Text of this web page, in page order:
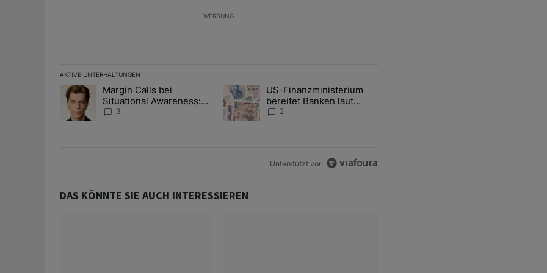
WERBUNG
AKTIVE UNTERHALTUNGEN
Das Folgende ist eine Liste der am meisten kommentierten Artikel der letzten 7 days.
Ein Trendartikel mit dem Titel "Margin Calls bei Situational Awareness: Alles über den Retter-Deal" mit 3 kommentare.
Margin Calls bei
Situational Awareness:
Alles über den Retter-
3
Ein Trendartikel mit dem Titel "US-Finanzministerium bereitet Banken laut
US-Finanzministerium
bereitet Banken laut
Insider auf eventuelle
2
Unterstützt von
DAS KÖNNTE SIE AUCH INTERESSIEREN